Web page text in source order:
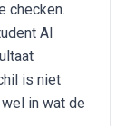
checken.
AI
is niet
in wat de